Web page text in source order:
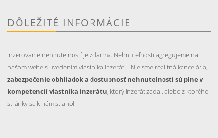
DÔLEŽITÉ INFORMÁCIE
Inzerovanie nehnutelností je zdarma. Nehnuteľnosti agregujeme na
našom webe s uvedením vlastníka inzerátu. Nie sme realitná kancelária,
zabezpečenie obhliadok a dostupnosť nehnutelnosti sú plne v
kompetencií vlastníka inzerátu, ktorý inzerát zadal, alebo z ktorého
stránky sa k nám stiahol.